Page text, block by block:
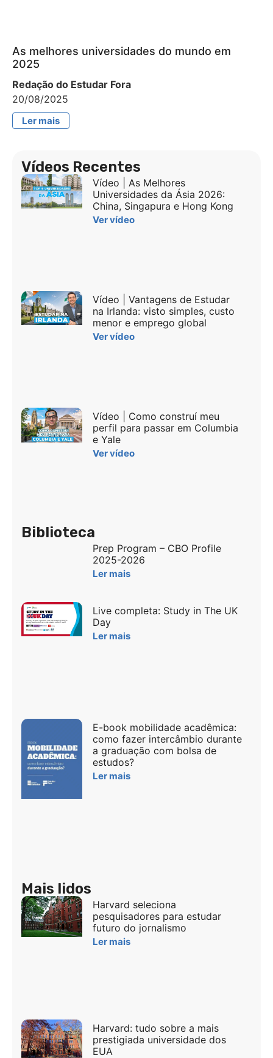
As melhores universidades do mundo em
2025
Redação do Estudar Fora
20/08/2025
Ler mais
Vídeos Recentes
Vídeo | As Melhores
Universidades da Ásia 2026:
China, Singapura e Hong Kong
Ver vídeo
Vídeo | Vantagens de Estudar
na Irlanda: visto simples, custo
menor e emprego global
Ver vídeo
Vídeo | Como construí meu
perfil para passar em Columbia
e Yale
Ver vídeo
Biblioteca
Prep Program – CBO Profile
2025-2026
Ler mais
Live completa: Study in The UK
Day
Ler mais
E-book mobilidade acadêmica:
como fazer intercâmbio durante
a graduação com bolsa de
estudos?
Ler mais
Mais lidos
Harvard seleciona
pesquisadores para estudar
futuro do jornalismo
Ler mais
Harvard: tudo sobre a mais
prestigiada universidade dos
EUA